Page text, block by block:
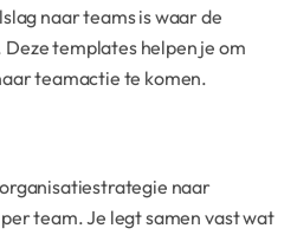
naar teams is waar de
templates helpen je om
teamactie te komen.
naar
team. Je legt samen vast wat